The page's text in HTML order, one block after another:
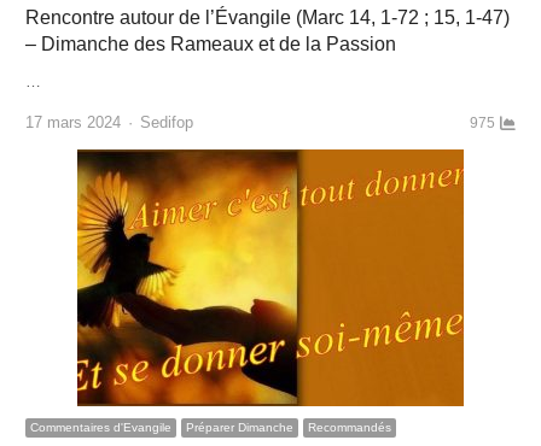
Rencontre autour de l’Évangile (Marc 14, 1-72 ; 15, 1-47)
– Dimanche des Rameaux et de la Passion
17 mars 2024 Author
Sedifop 975
Commentaires d'Evangile Préparer Dimanche Recommandés